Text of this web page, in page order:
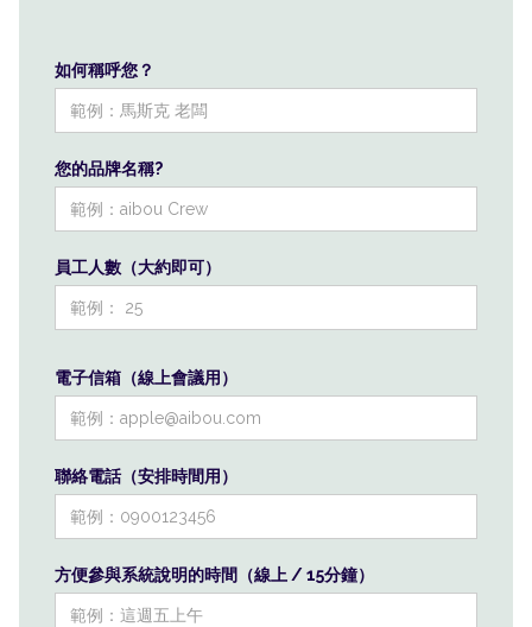
如何稱呼您？
您的品牌名稱?
員工人數（大約即可）
電子信箱（線上會議用）
聯絡電話（安排時間用）
方便參與系統說明的時間（線上 / 15分鐘）